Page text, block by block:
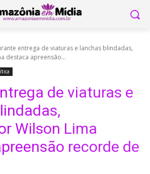
entrega de viaturas e lanchas blindadas,
destaca apreensão...
de viaturas e
Wilson Lima
recorde de